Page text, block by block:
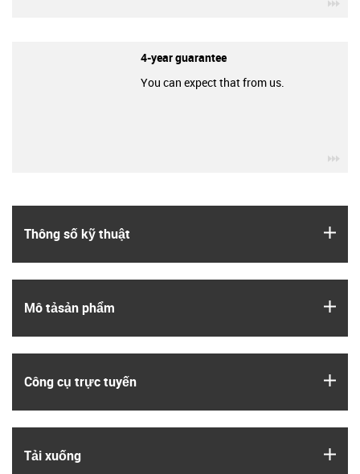
Thông số kỹ thuật
Mô tả­sản phẩm
Công cụ trực tuyến
Tải xuống
4-year guarantee
You can expect that from us.